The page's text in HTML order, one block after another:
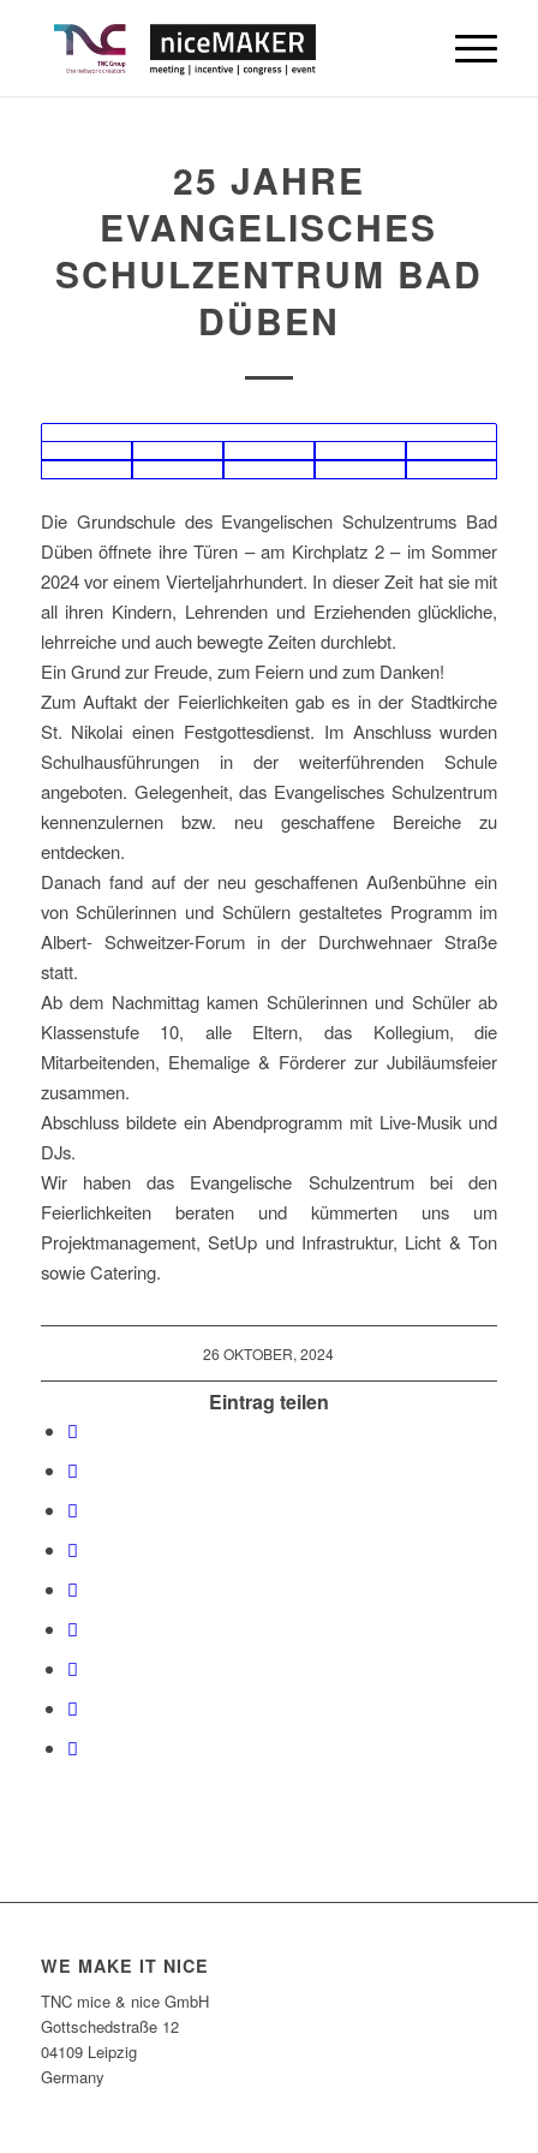
25 JAHRE
EVANGELISCHES
SCHULZENTRUM BAD
DÜBEN
Die Grundschule des Evangelischen Schulzentrums Bad
Düben öffnete ihre Türen – am Kirchplatz 2 – im Sommer
2024 vor einem Vierteljahrhundert. In dieser Zeit hat sie mit
all ihren Kindern, Lehrenden und Erziehenden glückliche,
lehrreiche und auch bewegte Zeiten durchlebt.
Ein Grund zur Freude, zum Feiern und zum Danken!
Zum Auftakt der Feierlichkeiten gab es in der Stadtkirche
St. Nikolai einen Festgottesdienst. Im Anschluss wurden
Schulhausführungen in der weiterführenden Schule
angeboten. Gelegenheit, das Evangelisches Schulzentrum
kennenzulernen bzw. neu geschaffene Bereiche zu
entdecken.
Danach fand auf der neu geschaffenen Außenbühne ein
von Schülerinnen und Schülern gestaltetes Programm im
Albert- Schweitzer-Forum in der Durchwehnaer Straße
statt.
Ab dem Nachmittag kamen Schülerinnen und Schüler ab
Klassenstufe 10, alle Eltern, das Kollegium, die
Mitarbeitenden, Ehemalige & Förderer zur Jubiläumsfeier
zusammen.
Abschluss bildete ein Abendprogramm mit Live-Musik und
DJs.
Wir haben das Evangelische Schulzentrum bei den
Feierlichkeiten beraten und kümmerten uns um
Projektmanagement, SetUp und Infrastruktur, Licht & Ton
sowie Catering.
26 OKTOBER, 2024
Eintrag teilen
WE MAKE IT NICE
TNC mice & nice GmbH
Gottschedstraße 12
04109 Leipzig
Germany